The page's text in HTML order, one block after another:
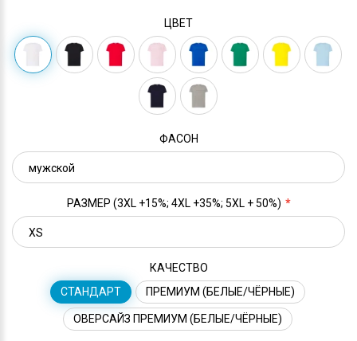
ЦВЕТ
ФАСОН
РАЗМЕР (3XL +15%; 4XL +35%; 5XL + 50%)
КАЧЕСТВО
СТАНДАРТ
ПРЕМИУМ (БЕЛЫЕ/ЧЁРНЫЕ)
ОВЕРСАЙЗ ПРЕМИУМ (БЕЛЫЕ/ЧЁРНЫЕ)